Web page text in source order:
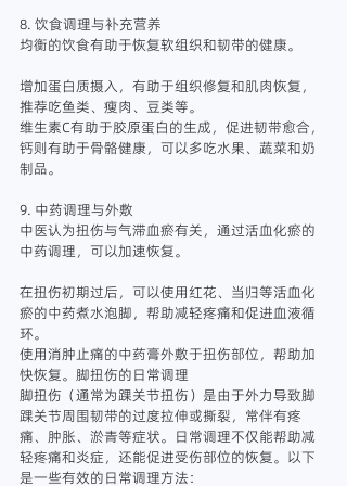
8. 饮食调理与补充营养
均衡的饮食有助于恢复软组织和韧带的健康。
增加蛋白质摄入，有助于组织修复和肌肉恢复，
推荐吃鱼类、瘦肉、豆类等。
维生素C有助于胶原蛋白的生成，促进韧带愈合，
钙则有助于骨骼健康，可以多吃水果、蔬菜和奶
制品。
9. 中药调理与外敷
中医认为扭伤与气滞血瘀有关，通过活血化瘀的
中药调理，可以加速恢复。
在扭伤初期过后，可以使用红花、当归等活血化
瘀的中药煮水泡脚，帮助减轻疼痛和促进血液循
环。
使用消肿止痛的中药膏外敷于扭伤部位，帮助加
快恢复。脚扭伤的日常调理
脚扭伤（通常为踝关节扭伤）是由于外力导致脚
踝关节周围韧带的过度拉伸或撕裂，常伴有疼
痛、肿胀、淤青等症状。日常调理不仅能帮助减
轻疼痛和炎症，还能促进受伤部位的恢复。以下
是一些有效的日常调理方法：